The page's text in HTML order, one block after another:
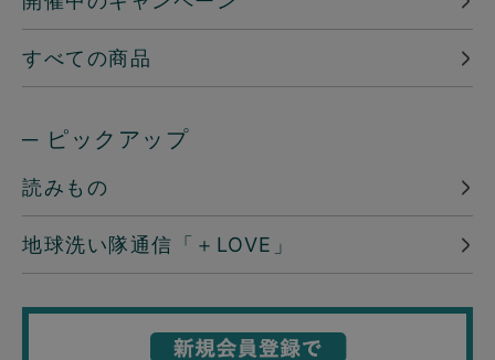
すべての商品
─ ピックアップ
読みもの
地球洗い隊通信「＋LOVE」